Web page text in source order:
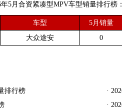
5月合资紧凑型MPV车型销量排行榜：
车型 5月销量
大众途安 0
排行榜 ·
·